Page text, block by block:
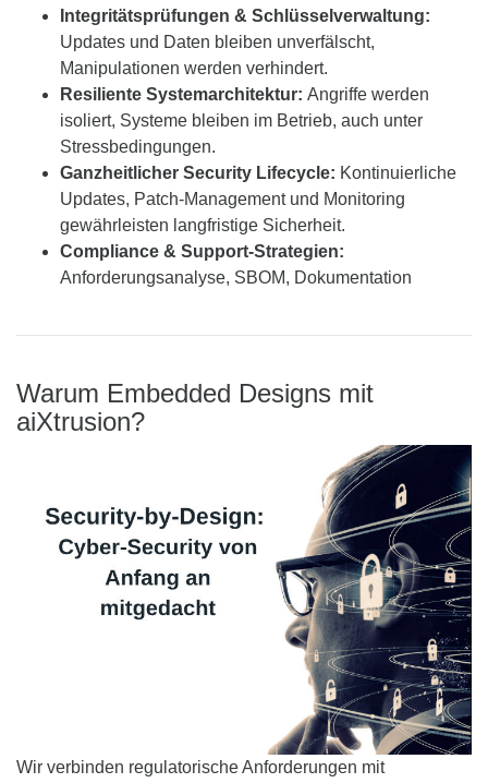
Integritätsprüfungen & Schlüsselverwaltung:
Updates und Daten bleiben unverfälscht,
Manipulationen werden verhindert.
Resiliente Systemarchitektur: Angriffe werden
isoliert, Systeme bleiben im Betrieb, auch unter
Stressbedingungen.
Ganzheitlicher Security Lifecycle: Kontinuierliche
Updates, Patch-Management und Monitoring
gewährleisten langfristige Sicherheit.
Compliance & Support-Strategien:
Anforderungsanalyse, SBOM, Dokumentation
Warum Embedded Designs mit
aiXtrusion?
Wir verbinden regulatorische Anforderungen mit